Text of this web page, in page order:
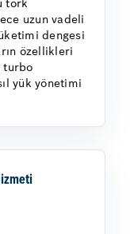
tork
uzun vadeli
dengesi
özellikleri
turbo
yük yönetimi